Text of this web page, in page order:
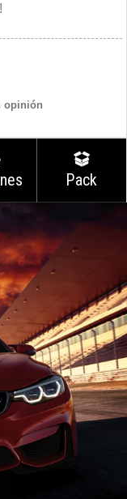
opinión
Pack